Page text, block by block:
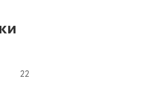
и удобным.
22